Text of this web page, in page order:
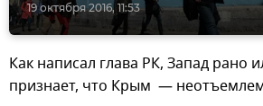
19 октября 2016, 11:53
Как написал глава РК, Запад рано
признает, что Крым —